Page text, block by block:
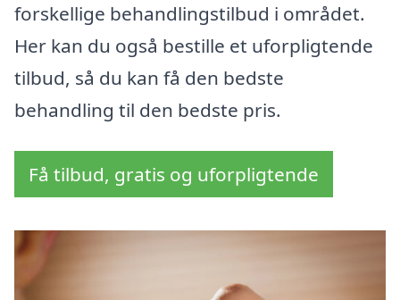
forskellige behandlingstilbud i området.
Her kan du også bestille et uforpligtende
tilbud, så du kan få den bedste
behandling til den bedste pris.
Få tilbud, gratis og uforpligtende